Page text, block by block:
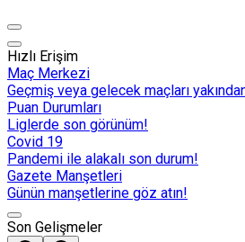
Hızlı Erişim
Maç Merkezi
Geçmiş veya gelecek maçları
Puan Durumları
Liglerde son görünüm!
Covid 19
Pandemi ile alakalı son durum!
Gazete Manşetleri
Günün manşetlerine göz atın!
Son Gelişmeler